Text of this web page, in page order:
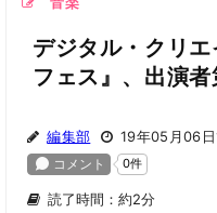
デジタル・クリ
フェス』、出演
編集部 19年05月06
読了時間：約2分